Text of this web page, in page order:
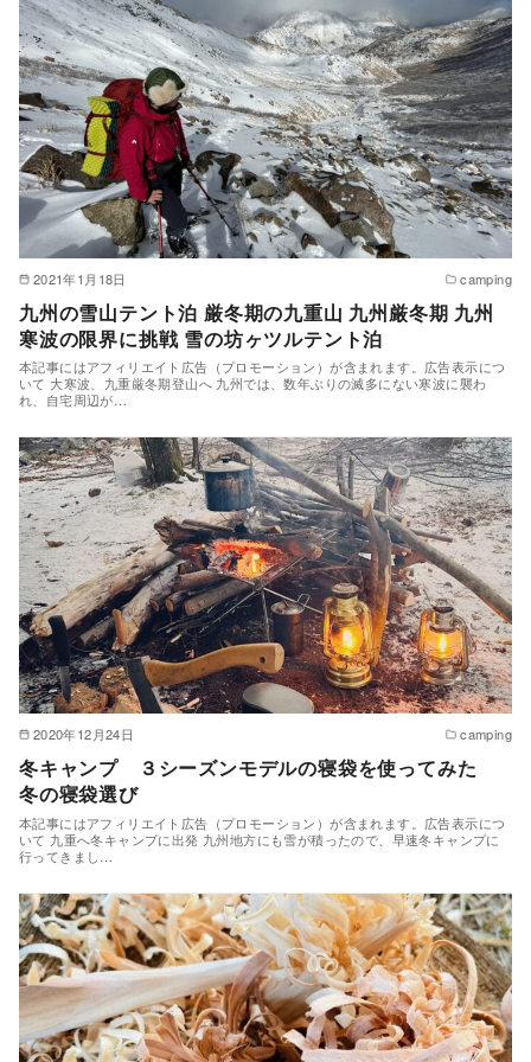
2021年1月18日 camping
九州の雪山テント泊 厳冬期の九重山 九州厳冬期 九州
寒波の限界に挑戦 雪の坊ヶツルテント泊
本記事にはアフィリエイト広告（プロモーション）が含まれます。広告表示につ
いて 大寒波、九重厳冬期登山へ 九州では、数年ぶりの滅多にない寒波に襲わ
れ、自宅周辺が…
2020年12月24日 camping
冬キャンプ ３シーズンモデルの寝袋を使ってみた
冬の寝袋選び
本記事にはアフィリエイト広告（プロモーション）が含まれます。広告表示につ
いて 九重へ冬キャンプに出発 九州地方にも雪が積ったので、早速冬キャンプに
行ってきまし…